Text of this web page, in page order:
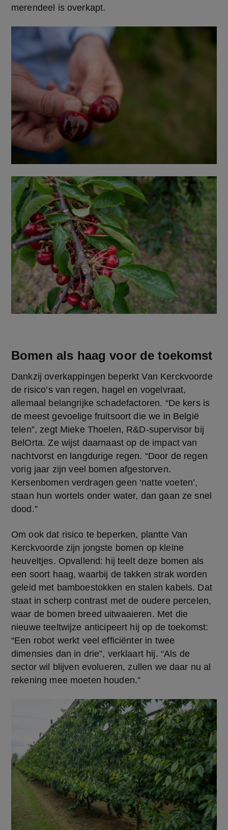
merendeel is overkapt.
Bomen als haag voor de toekomst
Dankzij overkappingen beperkt Van Kerckvoorde
de risico’s van regen, hagel en vogelvraat,
allemaal belangrijke schadefactoren. “De kers is
de meest gevoelige fruitsoort die we in België
telen”, zegt Mieke Thoelen, R&D-supervisor bij
BelOrta. Ze wijst daarnaast op de impact van
nachtvorst en langdurige regen. “Door de regen
vorig jaar zijn veel bomen afgestorven.
Kersenbomen verdragen geen ‘natte voeten’,
staan hun wortels onder water, dan gaan ze snel
dood.”
Om ook dat risico te beperken, plantte Van
Kerckvoorde zijn jongste bomen op kleine
heuveltjes. Opvallend: hij teelt deze bomen als
een soort haag, waarbij de takken strak worden
geleid met bamboestokken en stalen kabels. Dat
staat in scherp contrast met de oudere percelen,
waar de bomen breed uitwaaieren. Met die
nieuwe teeltwijze anticipeert hij op de toekomst:
“Een robot werkt veel efficiënter in twee
dimensies dan in drie”, verklaart hij. “Als de
sector wil blijven evolueren, zullen we daar nu al
rekening mee moeten houden.”